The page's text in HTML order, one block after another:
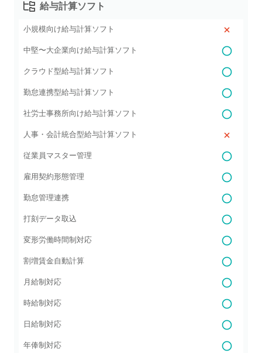
給与計算ソフト
小規模向け給与計算ソフト
中堅〜大企業向け給与計算ソフト
クラウド型給与計算ソフト
勤怠連携型給与計算ソフト
社労士事務所向け給与計算ソフト
人事・会計統合型給与計算ソフト
従業員マスター管理
雇用契約形態管理
勤怠管理連携
打刻データ取込
変形労働時間制対応
割増賃金自動計算
月給制対応
時給制対応
日給制対応
年俸制対応